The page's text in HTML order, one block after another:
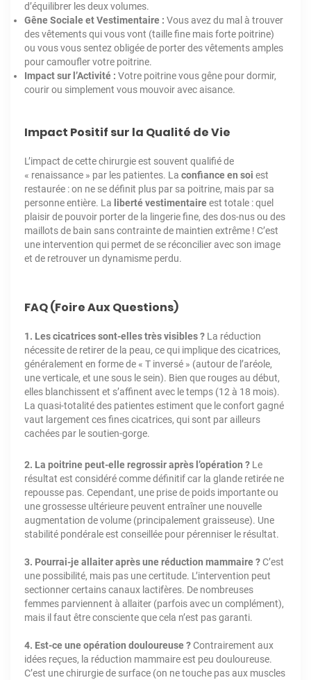
d’équilibrer les deux volumes.
Gêne Sociale et Vestimentaire : Vous avez du mal à trouver
des vêtements qui vous vont (taille fine mais forte poitrine)
ou vous vous sentez obligée de porter des vêtements amples
pour camoufler votre poitrine.
Impact sur l’Activité : Votre poitrine vous gêne pour dormir,
courir ou simplement vous mouvoir avec aisance.
Impact Positif sur la Qualité de Vie
L’impact de cette chirurgie est souvent qualifié de
« renaissance » par les patientes. La confiance en soi est
restaurée : on ne se définit plus par sa poitrine, mais par sa
personne entière. La liberté vestimentaireest totale : quel
plaisir de pouvoir porter de la lingerie fine, des dos-nus ou des
maillots de bain sans contrainte de maintien extrême ! C’est
une intervention qui permet de se réconcilier avec son image
et de retrouver un dynamisme perdu.
FAQ (Foire Aux Questions)
1. Les cicatrices sont-elles très visibles ? La réduction
nécessite de retirer de la peau, ce qui implique des cicatrices,
généralement en forme de « T inversé » (autour de l’aréole,
une verticale, et une sous le sein). Bien que rouges au début,
elles blanchissent et s’affinent avec le temps (12 à 18 mois).
La quasi-totalité des patientes estiment que le confort gagné
vaut largement ces fines cicatrices, qui sont par ailleurs
cachées par le soutien-gorge.
2. La poitrine peut-elle regrossir après l’opération ? Le
résultat est considéré comme définitif car la glande retirée ne
repousse pas. Cependant, une prise de poids importante ou
une grossesse ultérieure peuvent entraîner une nouvelle
augmentation de volume (principalement graisseuse). Une
stabilité pondérale est conseillée pour pérenniser le résultat.
3. Pourrai-je allaiter après une réduction mammaire ?C’est
une possibilité, mais pas une certitude. L’intervention peut
sectionner certains canaux lactifères. De nombreuses
femmes parviennent à allaiter (parfois avec un complément),
mais il faut être consciente que cela n’est pas garanti.
4. Est-ce une opération douloureuse ?Contrairement aux
idées reçues, la réduction mammaire est peu douloureuse.
C’est une chirurgie de surface (on ne touche pas aux muscles